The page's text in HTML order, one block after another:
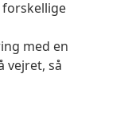
med en
vejret, så